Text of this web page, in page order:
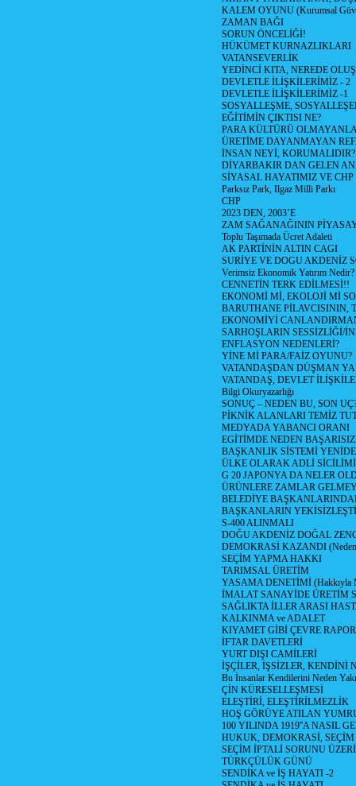
KALEM OYUNU (Kurumsal
ZAMAN BAĞI
SORUN ÖNCELİĞİ!
HÜKÜMET KURNAZLIKLARI
VATANSEVERLİK
YEDİNCİ KITA, NEREDE
DEVLETLE İLİŞKİLERİMİZ - 2
DEVLETLE İLİŞKİLERİMİZ -1
SOSYALLEŞME,
EĞİTİMİN ÇIKTISI NE?
PARA KÜLTÜRÜ
ÜRETİME DAYANMAYAN
İNSAN NEYİ, KORUMALIDIR?
DİYARBAKIR DAN GELEN
SİYASAL HAYATIMIZ VE CHP
Parksız Park, Ilgaz Milli Parkı
CHP
2023 DEN, 2003’E
ZAM SAĞANAĞININ
Toplu Taşımada Ücret Adaleti
AK PARTİNİN ALTIN CAGI
SURİYE VE DOGU AKDENİZ
Verimsiz Ekonomik Yatırım Nedir?
CENNETİN TERK EDİLMESİ!!
EKONOMİ Mİ, EKOLOJİ Mİ
BARUTHANE PİLAVCISININ,
EKONOMİYİ
SARHOŞLARIN SESSİZLİĞİ/
ENFLASYON NEDENLERİ?
YİNE Mİ PARA/FAİZ OYUNU?
VATANDAŞDAN DÜŞMAN
VATANDAŞ, DEVLET
Bilgi Okuryazarlığı
SONUÇ – NEDEN BU, SON
PİKNİK ALANLARI TEMİZ
MEDYADA YABANCI ORANI
EGİTİMDE NEDEN
BAŞKANLIK SİSTEMİ
ÜLKE OLARAK ADLİ
G 20 JAPONYA DA NELER
ÜRÜNLERE ZAMLAR
BELEDİYE
BAŞKANLARIN
S-400 ALINMALI
DOĞU AKDENİZ DOĞAL
DEMOKRASİ KAZANDI (Neden
SEÇİM YAPMA HAKKI
TARIMSAL ÜRETİM
YASAMA DENETİMİ (Hakkıyla
İMALAT SANAYİDE ÜRETİM
SAĞLIKTA İLLER ARASI
KALKINMA ve ADALET
KIYAMET GİBİ ÇEVRE
İFTAR DAVETLERİ
YURT DIŞI CAMİLERİ
İŞÇİLER, İŞSİZLER, KENDİNİ
Bu İnsanlar Kendilerini Neden
ÇİN KÜRESELLEŞMESİ
ELEŞTİRİ, ELEŞTİRİLMEZLİK
HOŞ GÖRÜYE ATILAN
100 YILINDA 1919''A NASIL
HUKUK, DEMOKRASİ, SEÇİM
SEÇİM İPTALİ SORUNU
TÜRKÇÜLÜK GÜNÜ
SENDİKA ve İŞ HAYATI -2